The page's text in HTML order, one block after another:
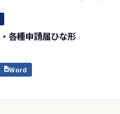
各種申請届ひな形
Word